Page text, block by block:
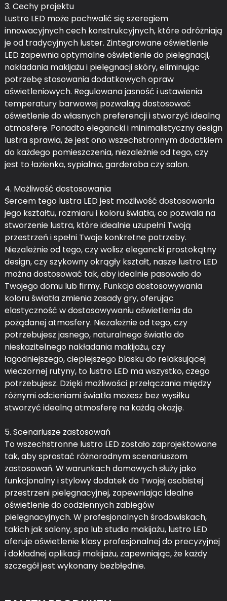
3. Cechy projektu
Lustro LED może pochwalić się szeregiem
innowacyjnych cech konstrukcyjnych, które odróżniają
je od tradycyjnych luster. Zintegrowane oświetlenie
LED zapewnia optymalne oświetlenie do pielęgnacji,
nakładania makijażu i pielęgnacji skóry, eliminując
potrzebę stosowania dodatkowych opraw
oświetleniowych. Regulowana jasność i ustawienia
temperatury barwowej pozwalają dostosować
oświetlenie do własnych preferencji i stworzyć idealną
atmosferę. Ponadto elegancki i minimalistyczny design
lustra sprawia, że ​​jest ono wszechstronnym dodatkiem
do każdego pomieszczenia, niezależnie od tego, czy
jest to łazienka, sypialnia, garderoba czy salon.
4. Możliwość dostosowania
Sercem tego lustra LED jest możliwość dostosowania
jego kształtu, rozmiaru i koloru światła, co pozwala na
stworzenie lustra, które idealnie uzupełni Twoją
przestrzeń i spełni Twoje konkretne potrzeby.
Niezależnie od tego, czy wolisz elegancki prostokątny
design, czy szykowny okrągły kształt, nasze lustro LED
można dostosować tak, aby idealnie pasowało do
Twojego domu lub firmy. Funkcja dostosowywania
koloru światła zmienia zasady gry, oferując
elastyczność w dostosowywaniu oświetlenia do
pożądanej atmosfery. Niezależnie od tego, czy
potrzebujesz jasnego, naturalnego światła do
nieskazitelnego nakładania makijażu, czy
łagodniejszego, cieplejszego blasku do relaksującej
wieczornej rutyny, to lustro LED ma wszystko, czego
potrzebujesz. Dzięki możliwości przełączania między
różnymi odcieniami światła możesz bez wysiłku
stworzyć idealną atmosferę na każdą okazję.
5. Scenariusze zastosowań
To wszechstronne lustro LED zostało zaprojektowane
tak, aby sprostać różnorodnym scenariuszom
zastosowań. W warunkach domowych służy jako
funkcjonalny i stylowy dodatek do Twojej osobistej
przestrzeni pielęgnacyjnej, zapewniając idealne
oświetlenie do codziennych zabiegów
pielęgnacyjnych. W profesjonalnych środowiskach,
takich jak salony, spa lub studia makijażu, lustro LED
oferuje oświetlenie klasy profesjonalnej do precyzyjnej
i dokładnej aplikacji makijażu, zapewniając, że każdy
szczegół jest wykonany bezbłędnie.